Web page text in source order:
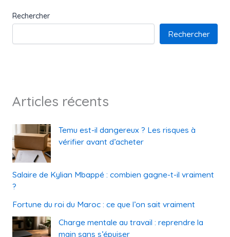
Rechercher
Rechercher
Articles récents
Temu est-il dangereux ? Les risques à
vérifier avant d’acheter
Salaire de Kylian Mbappé : combien gagne-t-il vraiment
?
Fortune du roi du Maroc : ce que l’on sait vraiment
Charge mentale au travail : reprendre la
main sans s’épuiser